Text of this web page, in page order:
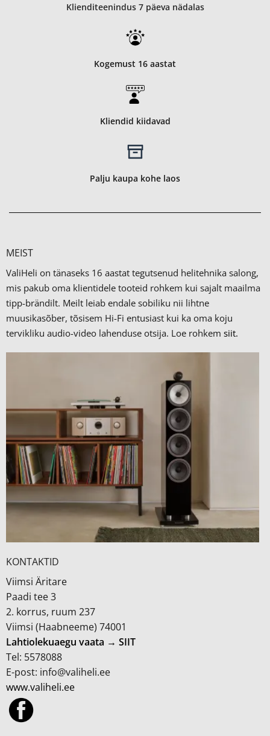
Klienditeenindus 7 päeva nädalas
Kogemust 16 aastat
Kliendid kiidavad
Palju kaupa kohe laos
MEIST
ValiHeli on tänaseks 16 aastat tegutsenud helitehnika salong,
mis pakub oma klientidele tooteid rohkem kui sajalt maailma
tipp-brändilt. Meilt leiab endale sobiliku nii lihtne
muusikasõber, tõsisem Hi-Fi entusiast kui ka oma koju
tervikliku audio-video lahenduse otsija. Loe rohkem siit.
KONTAKTID
Viimsi Äritare
Paadi tee 3
2. korrus, ruum 237
Viimsi (Haabneeme) 74001
Lahtiolekuaegu vaata → SIIT
Tel: 5578088
E-post: info@valiheli.ee
www.valiheli.ee